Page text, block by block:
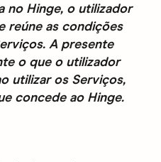
no Hinge, o utilizador
reúne as condições
A presente
o que o utilizador
utilizar os Serviços,
concede ao Hinge.